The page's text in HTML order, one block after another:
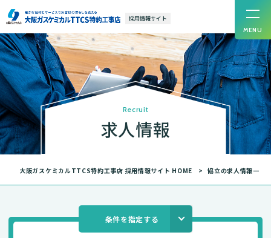
採用情報サイト
MENU
Recruit
求人情報
大阪ガスケミカルTTCS特約工事店 採用情報サイト HOME 協立の求人情報一覧
条件を指定する